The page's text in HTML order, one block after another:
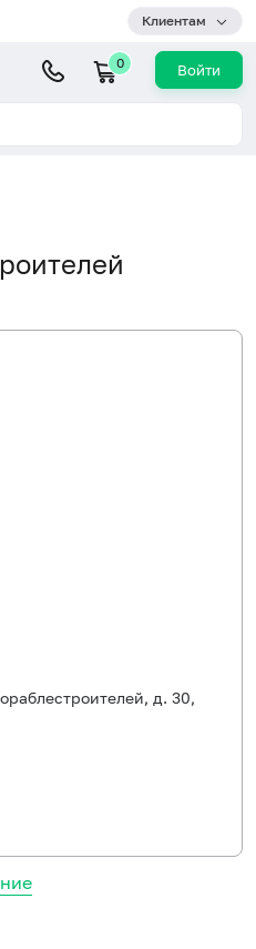
Клиентам
0 Войти
д. 30,